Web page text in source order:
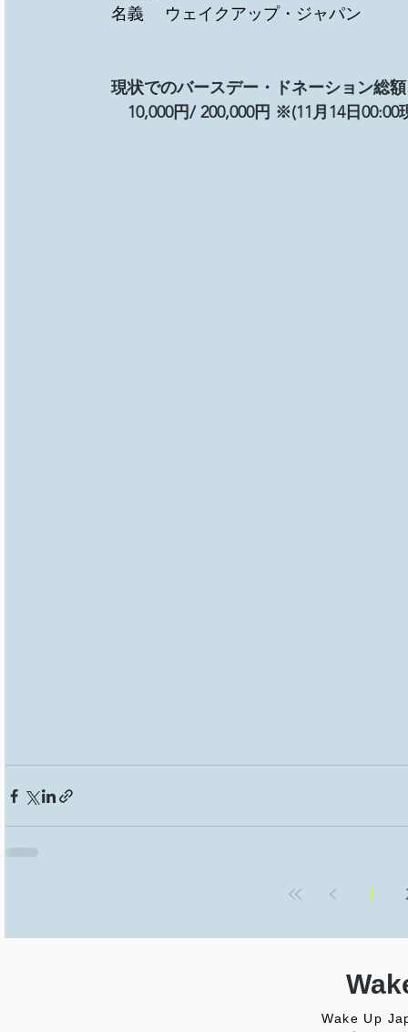
名義　 ウェイクアップ・ジャパン
現状でのバースデー・ドネーション総額
10,000円/ 200,000円 ※(11月14日00:00
1
Wake Up